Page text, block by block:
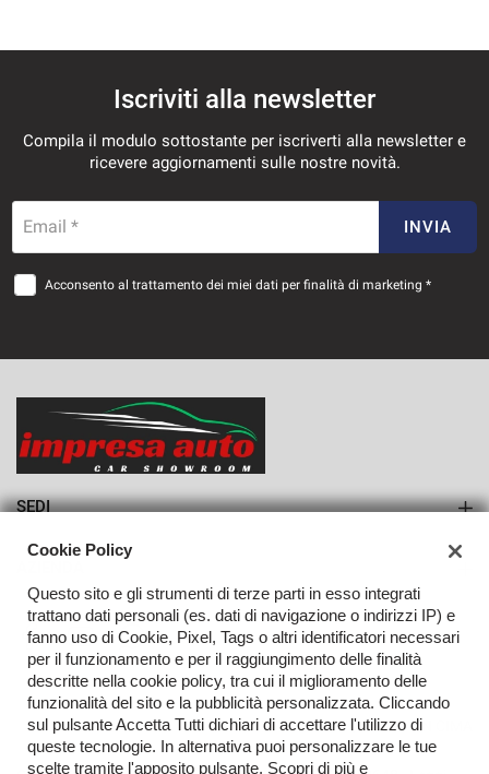
VEDI
723€/mese
36 Mesi
36 Mesi
VEDI
Iscriviti alla newsletter
Compila il modulo sottostante per iscriverti alla newsletter e
ricevere aggiornamenti sulle nostre novità.
Email * INVIA
Acconsento al trattamento dei miei dati per finalità di marketing *
SEDI
Azienda
Contatti
TORNA IN CIMA
Cookie Policy
Questo sito e gli strumenti di terze parti in esso integrati
trattano dati personali (es. dati di navigazione o indirizzi IP) e
fanno uso di Cookie, Pixel, Tags o altri identificatori necessari
per il funzionamento e per il raggiungimento delle finalità
descritte nella cookie policy, tra cui il miglioramento delle
funzionalità del sito e la pubblicità personalizzata. Cliccando
sul pulsante Accetta Tutti dichiari di accettare l'utilizzo di
queste tecnologie. In alternativa puoi personalizzare le tue
scelte tramite l'apposito pulsante. Scopri di più e